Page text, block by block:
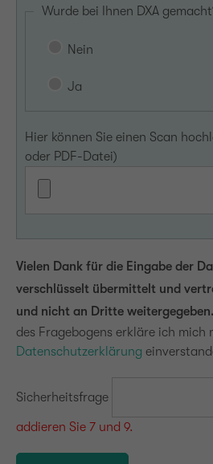
Wurde bei Ihnen DXA
Nein
Ja
Hier können Sie einen Scan
oder PDF-Datei)
Vielen Dank für die Eingabe der
verschlüsselt übermittelt und
und nicht an Dritte weitergegeben.
des Fragebogens erkläre ich mich
Datenschutzerklärung
Sicherheitsfrage
addieren Sie 7 und 9.